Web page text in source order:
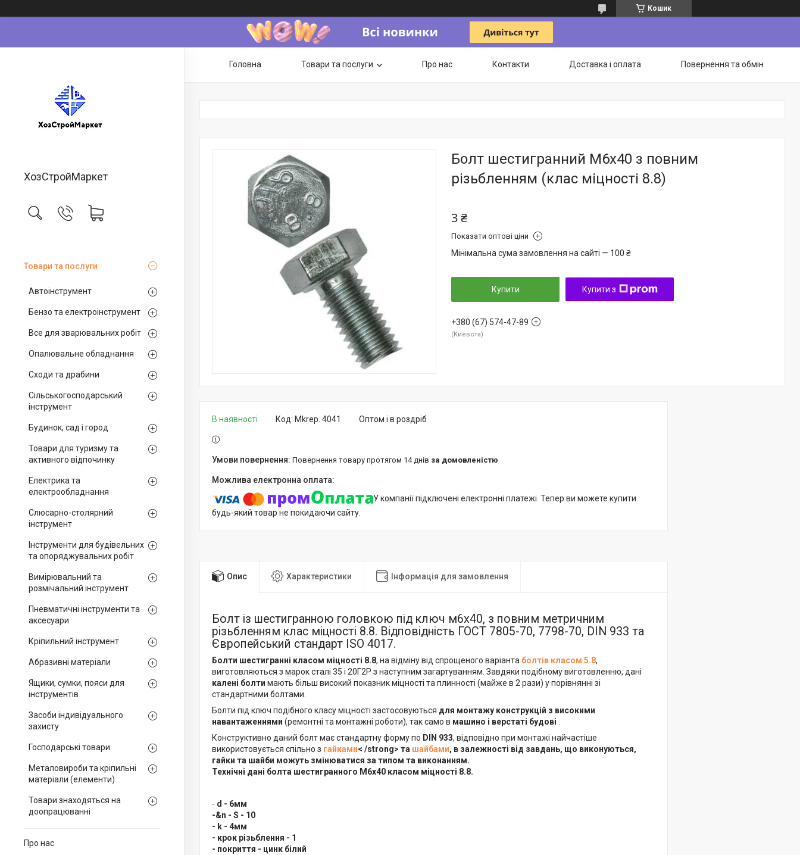
Кошик
ХозСтройМаркет
Товари та послуги
Автоінструмент
Бензо та електроінструмент
Все для зварювальних робіт
Опалювальне обладнання
Сходи та драбини
Сільськогосподарський
інструмент
Будинок, сад і город
Товари для туризму та
активного відпочинку
Електрика та
електрообладнання
Слюсарно-столярний
інструмент
Інструменти для будівельних
та опоряджувальних робіт
Вимірювальний та
розмічальний інструмент
Пневматичні інструменти та
аксесуари
Кріпильний інструмент
Абразивні матеріали
Ящики, сумки, пояси для
інструментів
Засоби індивідуального
захисту
Господарські товари
Металовироби та кріпильні
матеріали (елементи)
Товари знаходяться на
доопрацюванні
Про нас
Головна Товари та послуги Про нас Контакти Доставка і оплата Повернення та обмін
Болт шестигранний М6х40 з повним
різьбленням (клас міцності 8.8)
3 ₴
Показати оптові ціни
Мінімальна сума замовлення на сайті — 100 ₴
Купити Купити з
+380 (67) 574-47-89
Киевста
В наявності Оптом і в роздріб
Код: Mkrep. 4041
повернення товару протягом 14 днів за домовленістю
У компанії підключені електронні платежі. Тепер ви можете купити
будь-який товар не покидаючи сайту.
Опис Характеристики Інформація для замовлення
Болт із шестигранною головкою під ключ м6х40, з повним метричним
різьбленням клас міцності 8.8. Відповідність ГОСТ 7805-70, 7798-70, DIN 933 та
Європейський стандарт ISO 4017.
Болти шестигранні класом міцності 8.8, на відміну від спрощеного варіанта болтів класом 5.8,
виготовляються з марок сталі 35 і 20Г2Р з наступним загартуванням. Завдяки подібному виготовленню, дані
калені болти мають більш високий показник міцності та плинності (майже в 2 рази) у порівнянні зі
стандартними болтами.
Болти під ключ подібного класу міцності застосовуються для монтажу конструкцій з високими
навантаженнями (ремонтні та монтажні роботи), так само в машино і верстаті будові
Конструктивно даний болт має стандартну форму по DIN 933, відповідно при монтажі найчастіше
використовується спільно з гайками< /strong> та шайбами, в залежності від завдань, що виконуються,
гайки та шайби можуть змінюватися за типом та виконанням.
Технічні дані болта шестигранного М6х40 класом міцності 8.8.
- d - 6мм
-&n - S - 10
- k - 4мм
- крок різьблення - 1
- покриття - цинк білий